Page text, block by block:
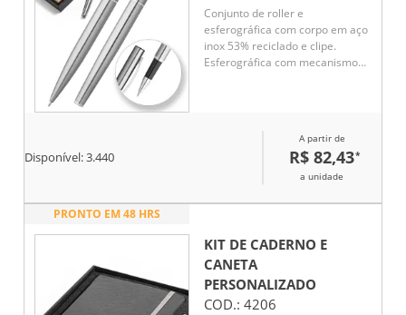
Conjunto de roller e
esferográfica com corpo em aço
inox 53% reciclado e clipe.
Esferográfica com mecanismo
gestão florestal sustentável.
Roller: ø11 x 130 mm |
Esferográfica: ø11 x 131 mm |
Disponível:3.440
A partir de
R$ 82,43*
a unidade
PRONTO EM 48 HRS
KIT DE CADERNO E
CANETA
PERSONALIZADO
COD.: 4206